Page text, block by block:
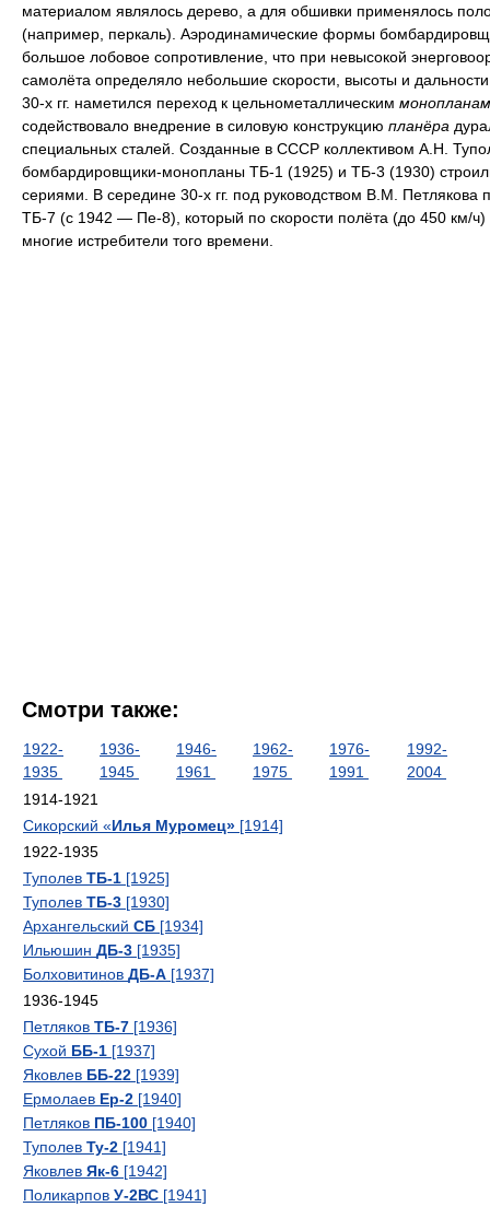
материалом являлось дерево, а для обшивки применялось
(например, перкаль). Аэродинамические формы
большое лобовое сопротивление, что при невысокой
самолёта определяло небольшие скорости, высоты и
30-х гг. наметился переход к цельнометаллическим
содействовало внедрение в силовую конструкцию планёра
специальных сталей. Созданные в СССР коллективом А.Н.
бомбардировщики-монопланы ТБ-1 (1925) и ТБ-3 (1930)
сериями. В середине 30-х гг. под руководством В.М. Петлякова
ТБ-7 (с 1942 — Пе-8), который по скорости полёта (до 450 км/ч)
многие истребители того времени.
Смотри также:
1922-
1935
1936-
1945
1946-
1961
1962-
1975
1976-
1991
1992-
2004
1914-1921
Сикорский «Илья Муромец» [1914]
1922-1935
Туполев ТБ-1 [1925]
Туполев ТБ-3 [1930]
Архангельский СБ [1934]
Ильюшин ДБ-3 [1935]
Болховитинов ДБ-А [1937]
1936-1945
Петляков ТБ-7 [1936]
Сухой ББ-1 [1937]
Яковлев ББ-22 [1939]
Ермолаев Ер-2 [1940]
Петляков ПБ-100 [1940]
Туполев Ту-2 [1941]
Яковлев Як-6 [1942]
Поликарпов У-2ВС [1941]